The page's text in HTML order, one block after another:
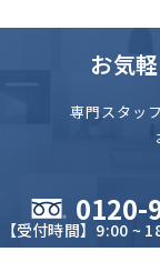
お気
専門スタッ
0120-
【受付時間】 9:00 ~